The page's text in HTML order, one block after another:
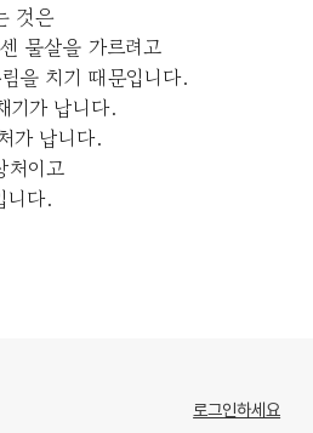
것은
물살을 가르려고
을 치기 때문입니다.
기가 납니다.
가 납니다.
처이고
니다.
로그인하세요